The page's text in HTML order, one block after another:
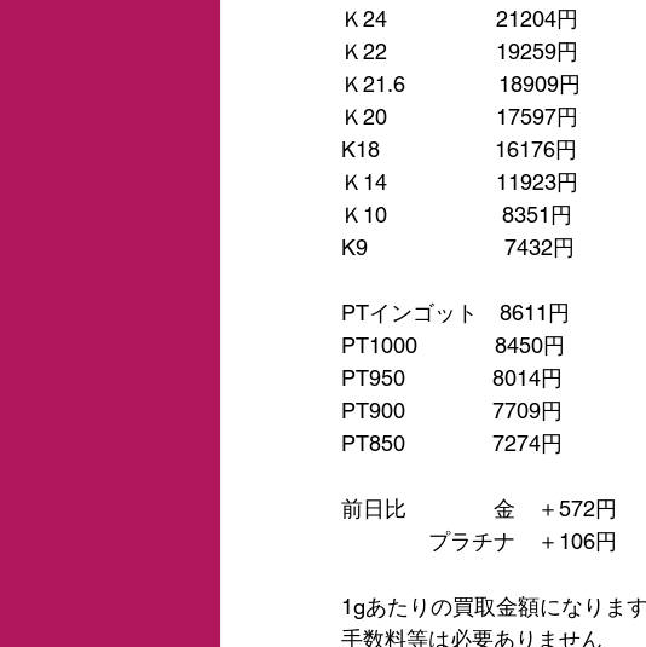
Ｋ24　　　　　21204円
Ｋ22　　　　　19259円
Ｋ21.6　　　　 18909円
Ｋ20　　　　　17597円
K18　　　　　 16176円
Ｋ14　　　　　11923円
Ｋ10　　　　　 8351円
K9　　　　　　 7432円
PTインゴット　8611円
PT1000　　　  8450円
PT950　　　　8014円
PT900　　　　7709円
PT850　　　　7274円
前日比　　　　金　＋572円
プラチナ　＋106円
1gあたりの買取金額になります
手数料等は必要ありません